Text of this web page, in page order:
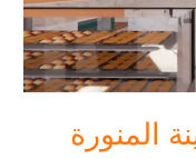
المنورة